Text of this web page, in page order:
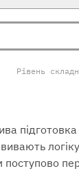
Рівень
поступово